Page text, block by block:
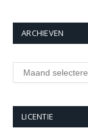
ARCHIEVEN
Archieven
LICENTIE